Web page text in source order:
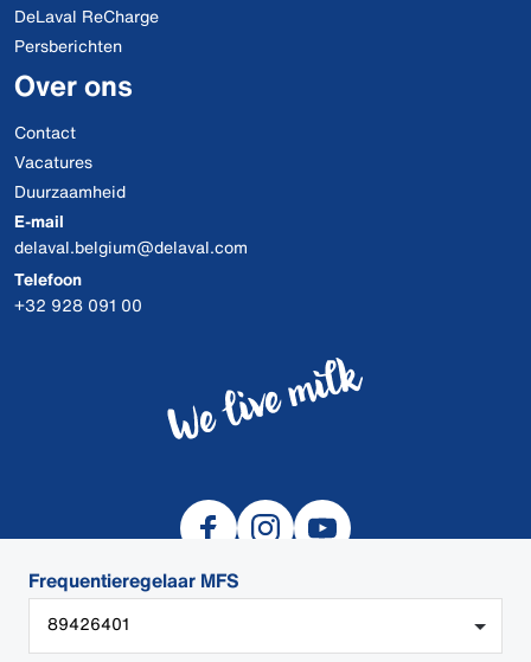
Frequentieregelaar MFS
89426401
DeLaval ReCharge
Persberichten
Over ons
Contact
Vacatures
Duurzaamheid
E-mail
delaval.belgium@delaval.com
Telefoon
+32 928 091 00